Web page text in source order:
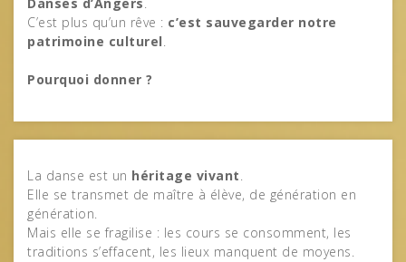
C’est plus qu’un rêve : c’est sauvegarder notre
patrimoine culturel.
Pourquoi donner ?
La danse est un héritage vivant.
Elle se transmet de maître à élève, de génération en
génération.
Mais elle se fragilise : les cours se consomment, les
traditions s’effacent, les lieux manquent de moyens.